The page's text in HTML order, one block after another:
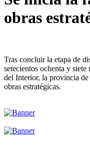
obras
Tras concluir la etapa de
setecientos ochenta y
del Interior, la provincia
obras estratégicas.